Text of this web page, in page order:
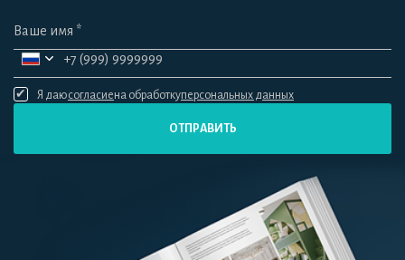
Я даюсогласиена обработкуперсональных данных
ОТПРАВИТЬ